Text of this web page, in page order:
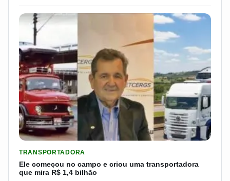
TRANSPORTADORA
Ele começou no campo e criou uma transportadora
que mira R$ 1,4 bilhão